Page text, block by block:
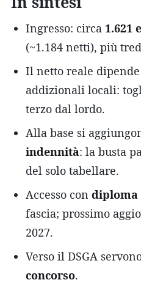
Ingresso: circa 1.621
(~1.184 netti), più
Il netto reale
addizionali locali:
terzo dal lordo.
Alla base si
indennità: la busta
del solo tabellare.
Accesso con diploma
fascia; prossimo
2027.
Verso il DSGA
concorso.